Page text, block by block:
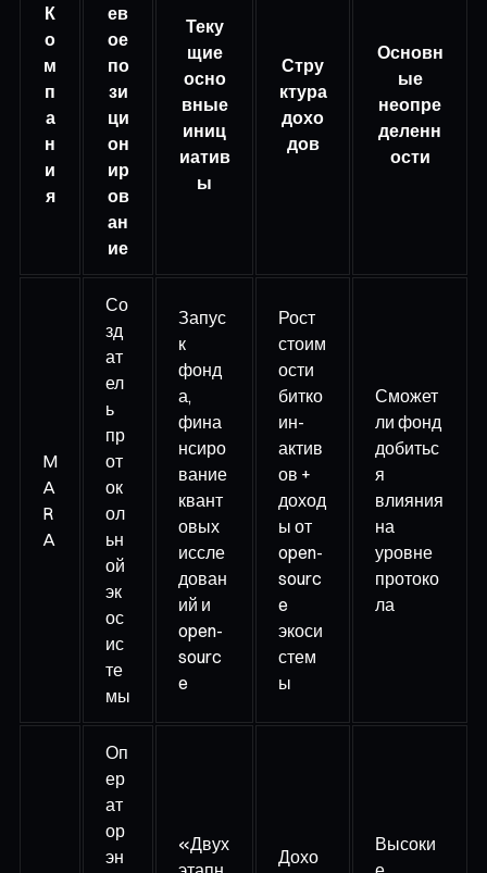
К
о
м
п
а
н
и
я
ев
ое
по
зи
ци
он
ир
ов
ан
ие
Теку
щие
осно
вные
иниц
иатив
ы
Стру
ктура
дохо
дов
Основн
ые
неопре
деленн
ости
M
A
R
A
Со
зд
ат
ел
ь
пр
от
ок
ол
ьн
ой
эк
ос
ис
те
мы
Запус
к
фонд
а,
фина
нсиро
вание
квант
овых
иссле
дован
ий и
open-
sourc
e
Рост
стоим
ости
битко
ин-
актив
ов +
доход
ы от
open-
sourc
e
экоси
стем
ы
Сможет
ли фонд
добитьс
я
влияния
на
уровне
протоко
ла
Оп
ер
ат
ор
эн
«Двух
Дохо
Высоки